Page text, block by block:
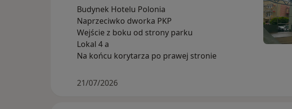
Budynek Hotelu Polonia
Naprzeciwko dworka PKP
Wejście z boku od strony parku
Lokal 4 a
Na końcu korytarza po prawej stronie
21/07/2026